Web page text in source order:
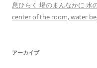
息ひらく 場のまんなかに 水
center of the room, water
アーカイブ